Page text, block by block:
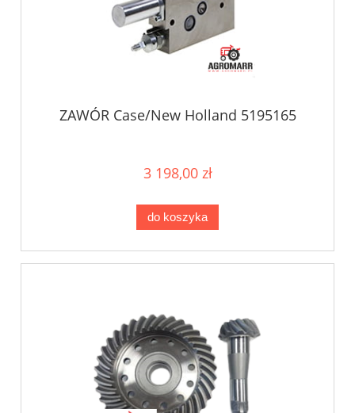
ZAWÓR Case/New Holland 5195165
3 198,00 zł
do koszyka